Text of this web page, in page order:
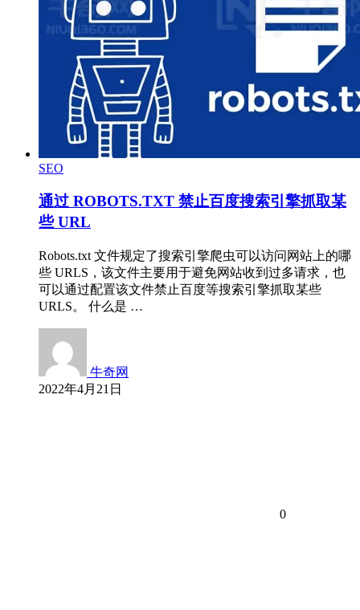
SEO
通过 ROBOTS.TXT 禁止百度搜索引擎抓取某
些 URL
Robots.txt 文件规定了搜索引擎爬虫可以访问网站上的哪
些 URLS，该文件主要用于避免网站收到过多请求，也
可以通过配置该文件禁止百度等搜索引擎抓取某些
URLS。 什么是 …
牛奇网
2022年4月21日
0